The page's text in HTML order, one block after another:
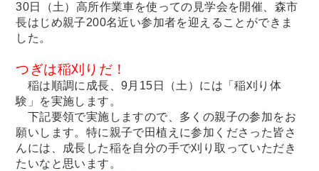
30日（土）高所作業車を使っての見学会を開催、森市
長はじめ親子200名近い参加者を迎えることができま
した。
つぎは稲刈りだ！
稲は順調に成長、9月15日（土）には「稲刈り体
験」を実施します。
下記要領で実施しますので、多くの親子の参加をお
願いします。特に親子で田植えに参加くださった皆さ
んには、成長した稲を自分の手で刈り取っていただき
たいなと思います。